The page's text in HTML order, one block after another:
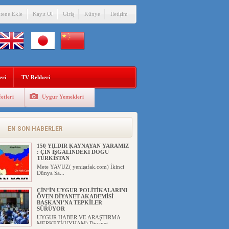
Ekle Kayıt Ol Giriş Künye İletişim
TV Rehberi
Uygur Yemekleri
EN SON HABERLER
ANAHTAR PARTİ GENEL
BAŞKANI AĞIRALİOĞLU : ÇİN’İN
UYGUR SOYKIRIMI BİR
UYGUR HABER VE ARAŞTIRMA
MERKEZİ Anahtar Parti Genel
Başka...
POSTMODERN BİR
SOYKIRIMDIR!
ME...
DİYANET AKADEMİSİ BAŞKANI
DOÇ.DR.KAAN : DOĞU
TÜRKİSTAN BİZİM KIRMIZI
ÇİZGİMİZDİR!”
UYGUR HABER VE ARAŞTIRMA
150 YILDIR KAYNAYAN YARAMIZ
: ÇİN İŞGALİNDEKİ DOĞU
TÜRKİSTAN
Mete YAVUZ( yenişafak.com) İkinci
Dünya Sa...
ÇİN’İN UYGUR POLİTİKALARINI
ÖVEN DİYANET AKADEMİSİ
BAŞKANI’NA TEPKİLER
SÜRÜYOR
UYGUR HABER VE ARAŞTIRMA
MERKEZİ(UYHAM) Diyanet